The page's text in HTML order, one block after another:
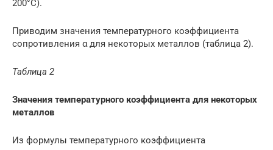
200°C).
Приводим значения температурного коэффициента
сопротивления α для некоторых металлов (таблица 2).
Таблица 2
Значения температурного коэффициента для некоторых
металлов
Из формулы температурного коэффициента